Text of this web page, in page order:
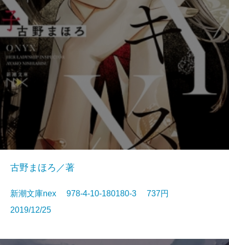
古野まほろ／著
新潮文庫nex 978-4-10-180180-3 737円
2019/12/25